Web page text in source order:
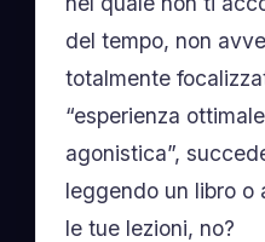
del tempo, non
totalmente
“esperienza
agonistica”,
leggendo un libro o
le tue lezioni, no?